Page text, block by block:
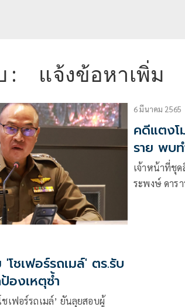
: แจ้งข้อหาเพิ่ม
ชเฟอร์รถเมล์' ตร.รับ
องเหตุซ้ำ
เฟอร์รถเมล์’ ยันลุยสอบผู้
6 มีนาคม 2565
คดีแตงโ
ราย พบ
เจ้าหน้าที่ชุ
ระพงษ์ ดาร